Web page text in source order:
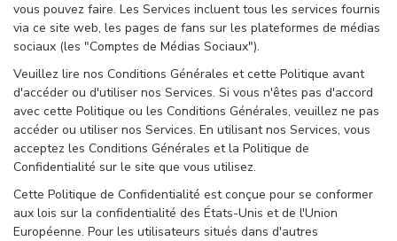
vous pouvez faire. Les Services incluent tous les services fournis
via ce site web, les pages de fans sur les plateformes de médias
sociaux (les "Comptes de Médias Sociaux").
Veuillez lire nos Conditions Générales et cette Politique avant
d'accéder ou d'utiliser nos Services. Si vous n'êtes pas d'accord
avec cette Politique ou les Conditions Générales, veuillez ne pas
accéder ou utiliser nos Services. En utilisant nos Services, vous
acceptez les Conditions Générales et la Politique de
Confidentialité sur le site que vous utilisez.
Cette Politique de Confidentialité est conçue pour se conformer
aux lois sur la confidentialité des États-Unis et de l'Union
Européenne. Pour les utilisateurs situés dans d'autres